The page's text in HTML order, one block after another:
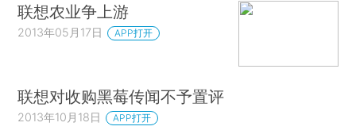
联想农业争上游
2013年05月17日 APP打开
联想对收购黑莓传闻不予置评
2013年10月18日 APP打开